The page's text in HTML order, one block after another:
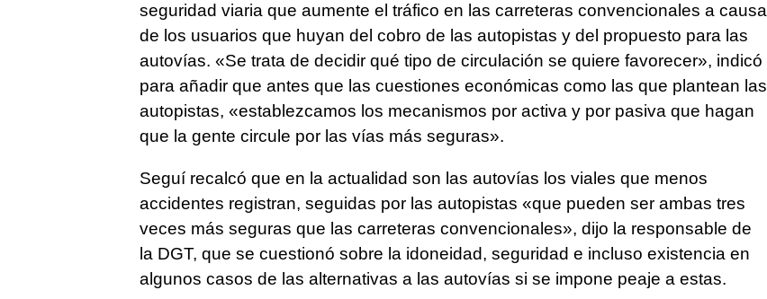
seguridad viaria que aumente el tráfico en las carreteras convencionales a causa
de los usuarios que huyan del cobro de las autopistas y del propuesto para las
autovías. «Se trata de decidir qué tipo de circulación se quiere favorecer», indicó
para añadir que antes que las cuestiones económicas como las que plantean las
autopistas, «establezcamos los mecanismos por activa y por pasiva que hagan
que la gente circule por las vías más seguras».
Seguí recalcó que en la actualidad son las autovías los viales que menos
accidentes registran, seguidas por las autopistas «que pueden ser ambas tres
veces más seguras que las carreteras convencionales», dijo la responsable de
la DGT, que se cuestionó sobre la idoneidad, seguridad e incluso existencia en
algunos casos de las alternativas a las autovías si se impone peaje a estas.